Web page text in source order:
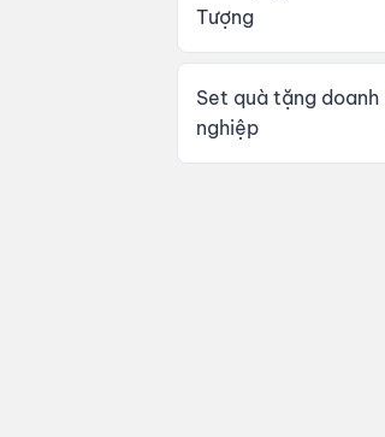
Tượng
Set quà tặng doanh
nghiệp